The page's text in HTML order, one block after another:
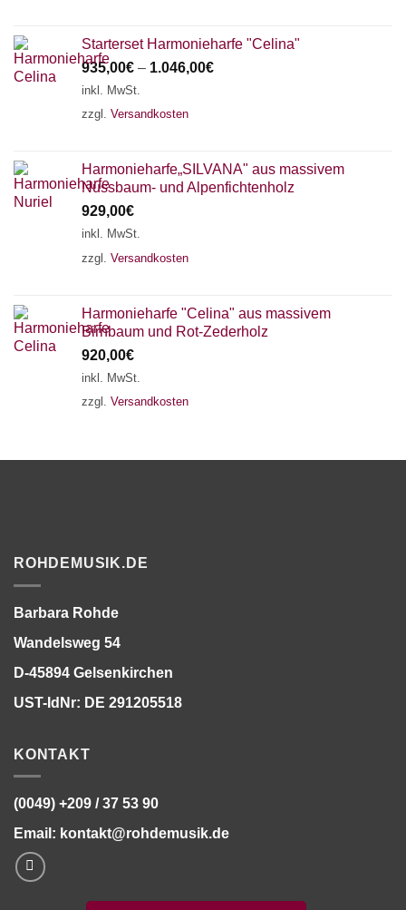
Starterset Harmonieharfe "Celina"
935,00€ – 1.046,00€
inkl. MwSt.
zzgl. Versandkosten
Harmonieharfe„SILVANA" aus massivem
Nussbaum- und Alpenfichtenholz
929,00€
inkl. MwSt.
zzgl. Versandkosten
Harmonieharfe "Celina" aus massivem
Birnbaum und Rot-Zederholz
920,00€
inkl. MwSt.
zzgl. Versandkosten
ROHDEMUSIK.DE
Barbara Rohde
Wandelsweg 54
D-45894 Gelsenkirchen
UST-IdNr: DE 291205518
KONTAKT
(0049) +209 / 37 53 90
Email: kontakt@rohdemusik.de